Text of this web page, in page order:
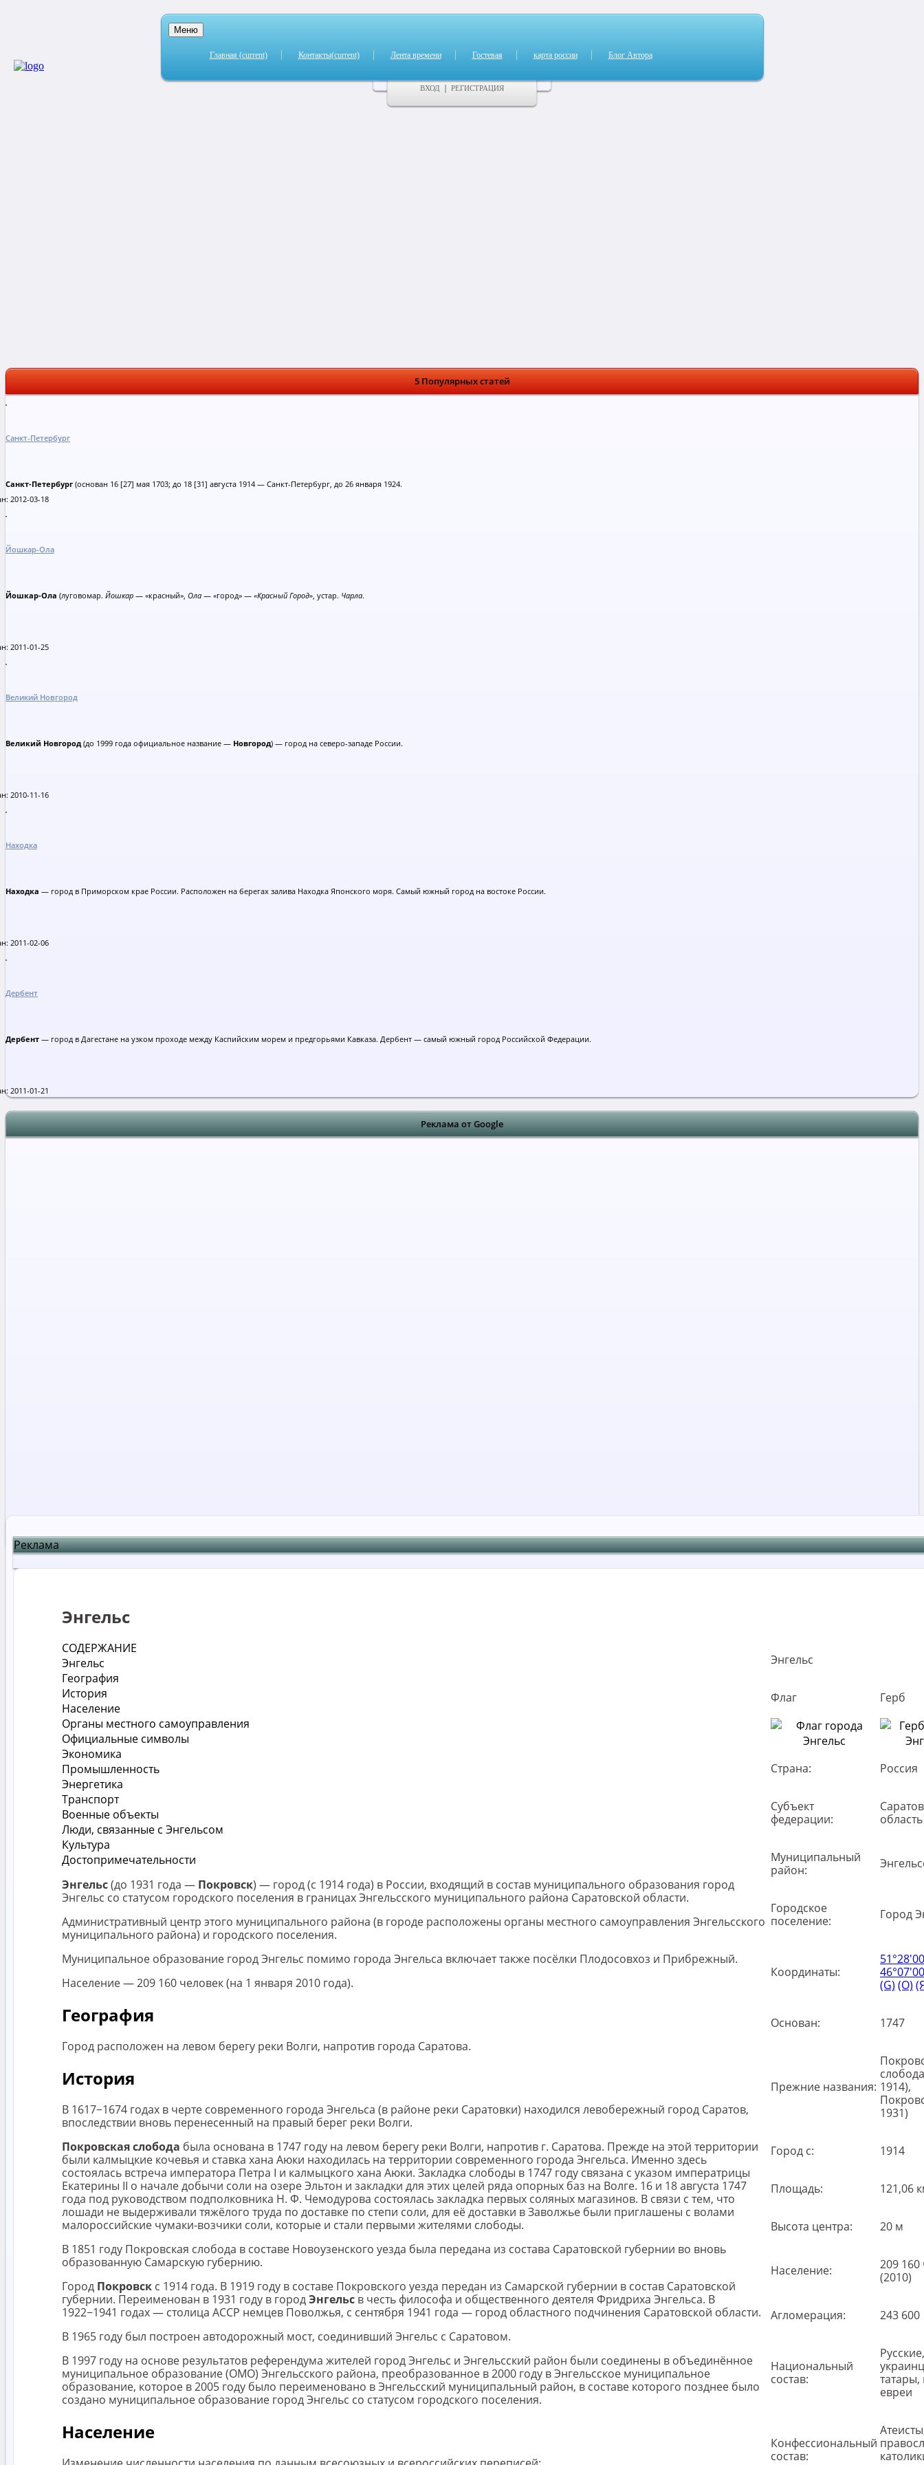
Меню
Главная (current) Контакты(current) Лента времени Гостевая карта россии Блог Автора
ВХОД РЕГИСТРАЦИЯ
5 Популярных статей
Санкт-Петербург
Санкт-Петербург (основан 16 [27] мая 1703; до 18 [31] августа 1914 — Санкт-Петербург, до 26 января 1924.
2012-03-18
Йошкар-Ола
Йошкар-Ола (луговомар. Йошкар — «красный», Ола — «город» — «Красный Город», устар. Чарла.
2011-01-25
Великий Новгород
Великий Новгород(до 1999 года официальное название — Новгород) — город на северо-западе России.
2010-11-16
Находка
Находка — город в Приморском крае России. Расположен на берегах залива Находка Японского моря. Самый южный город на востоке России.
2011-02-06
Дербент
Дербент — город в Дагестане на узком проходе между Каспийским морем и предгорьями Кавказа. Дербент — самый южный город Российской Федерации.
2011-01-21
Реклама от Google
Реклама
Энгельс
Энгельс
Флаг Герб
Страна: Россия
Субъект
федерации:
область
Муниципальный
район:
Городское
поселение:
Город
Координаты:
(G) (O)
Основан: 1747
Прежние названия: 1914),
1931)
Город с: 1914
Площадь: 121,06
Высота центра: 20 м
Население:
209 160
(2010)
Агломерация: 243 600
Национальный
состав:
Русские,
татары,
евреи
Конфессиональный
состав:
СОДЕРЖАНИЕ
Энгельс
География
История
Население
Органы местного самоуправления
Официальные символы
Экономика
Промышленность
Энергетика
Транспорт
Военные объекты
Люди, связанные с Энгельсом
Культура
Достопримечательности
Энгельс(до 1931 года — Покровск) — город (с 1914 года) в России, входящий в состав муниципального образования город
Энгельс со статусом городского поселения в границах Энгельсского муниципального района Саратовской области.
Административный центр этого муниципального района (в городе расположены органы местного самоуправления Энгельсского
муниципального района) и городского поселения.
Муниципальное образование город Энгельс помимо города Энгельса включает также посёлки Плодосовхоз и Прибрежный.
Население — 209 160 человек (на 1 января 2010 года).
География
Город расположен на левом берегу реки Волги, напротив города Саратова.
История
В 1617−1674 годах в черте современного города Энгельса (в районе реки Саратовки) находился левобережный город Саратов,
впоследствии вновь перенесенный на правый берег реки Волги.
Покровская слобода была основана в 1747 году на левом берегу реки Волги, напротив г. Саратова. Прежде на этой территории
были калмыцкие кочевья и ставка хана Аюки находилась на территории современного города Энгельса. Именно здесь
состоялась встреча императора Петра I и калмыцкого хана Аюки. Закладка слободы в 1747 году связана с указом императрицы
Екатерины II о начале добычи соли на озере Эльтон и закладки для этих целей ряда опорных баз на Волге. 16 и 18 августа 1747
года под руководством подполковника Н. Ф. Чемодурова состоялась закладка первых соляных магазинов. В связи с тем, что
лошади не выдерживали тяжёлого труда по доставке по степи соли, для её доставки в Заволжье были приглашены с волами
малороссийские чумаки-возчики соли, которые и стали первыми жителями слободы.
В 1851 году Покровская слобода в составе Новоузенского уезда была передана из состава Саратовской губернии во вновь
образованную Самарскую губернию.
Город Покровск с 1914 года. В 1919 году в составе Покровского уезда передан из Самарской губернии в состав Саратовской
губернии. Переименован в 1931 году в городЭнгельс в честь философа и общественного деятеля Фридриха Энгельса. В
1922−1941 годах — столица АССР немцев Поволжья, с сентября 1941 года — город областного подчинения Саратовской области.
В 1965 году был построен автодорожный мост, соединивший Энгельс с Саратовом.
В 1997 году на основе результатов референдума жителей город Энгельс и Энгельсский район были соединены в объединённое
муниципальное образование (ОМО) Энгельсского района, преобразованное в 2000 году в Энгельсское муниципальное
образование, которое в 2005 году было переименовано в Энгельсский муниципальный район, в составе которого позднее было
создано муниципальное образование город Энгельс со статусом городского поселения.
Население